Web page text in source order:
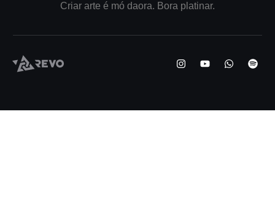
Criar arte é mó daora. Bora platinar.